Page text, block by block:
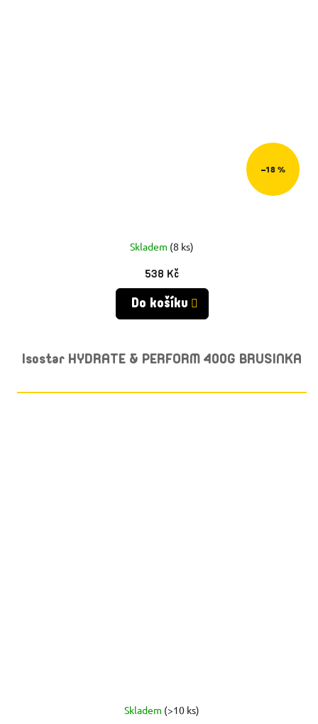
–18 %
Skladem (8 ks)
538 Kč
Do košíku
Isostar HYDRATE & PERFORM 400G BRUSINKA
Skladem (>10 ks)